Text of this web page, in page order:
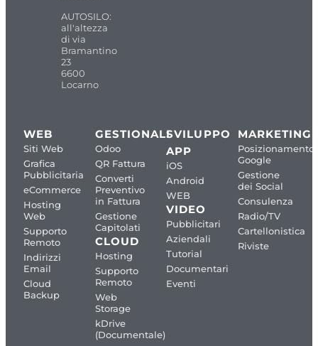
AUTOSILO:
all'altezza
di via
Bramantino
23
6600
Locarno
WEB
Siti Web
Grafica
Pubblicitaria
eCommerce
Hosting
Web
Supporto
Remoto
Indirizzi
Email
Cloud
Backup
GESTIONALI
Odoo
QR Fattura
Converti
Preventivo
in Fattura
Gestione
Capitolati
CLOUD
Hosting
Supporto
Remoto
Web
Storage
kDrive
(Documentale)
SVILUPPO
APP
iOS
Android
WEB
VIDEO
Pubblicitari
Aziendali
Tutorial
Documentari
Eventi
MARKETING
Posizionamento
Google
Gestione
dei Social
Consulenza
Radio/TV
Cartellonistica
Riviste